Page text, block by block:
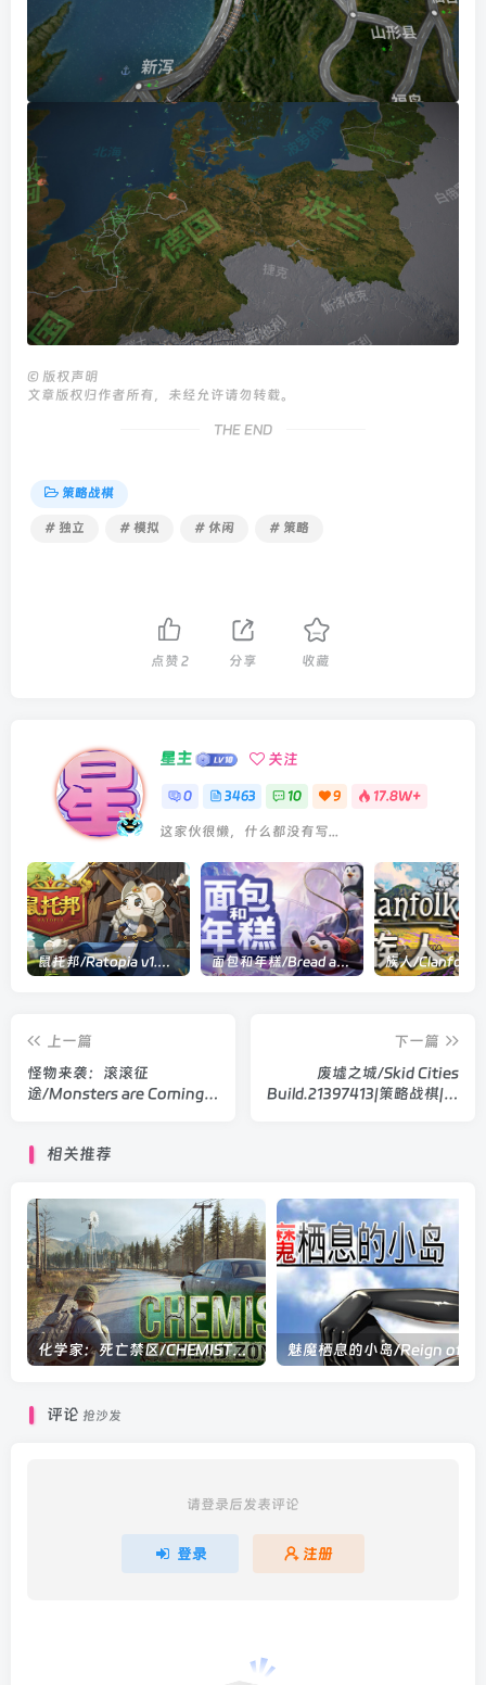
© 版权声明
文章版权归作者所有，未经允许请勿转载。
THE END
策略战棋
# 独立 # 模拟 # 休闲 # 策略
点赞 2 分享 收藏
星主 关注
0 3463 10 9 17.8W+
这家伙很懒，什么都没有写...
鼠托邦/Ratopia v1.0.0530|策略模拟|容量2.9GB|官方中文版 面包和年糕/Bread and Fred Build.21411256|动作冒险|容量1.1GB|官方中文版
上一篇
怪物来袭：滚滚征
途/Monsters are Coming!
下一篇
废墟之城/Skid Cities
Build.21397413|策略战棋|容
相关推荐
化学家：死亡禁区/CHEMISTS: Dead Zone Build.24142120|动作冒险|容量22.8GB|官方中文版
评论 抢沙发
请登录后发表评论
登录 注册